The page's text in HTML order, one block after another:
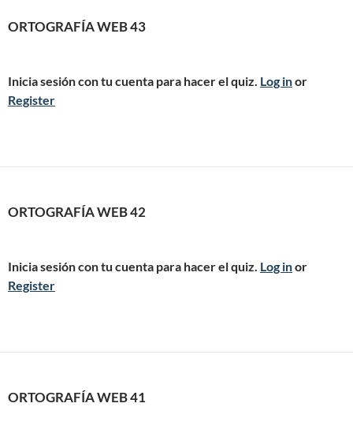
ORTOGRAFÍA WEB 43
Inicia sesión con tu cuenta para hacer el quiz. Log inor
Register
ORTOGRAFÍA WEB 42
Inicia sesión con tu cuenta para hacer el quiz. Log inor
Register
ORTOGRAFÍA WEB 41